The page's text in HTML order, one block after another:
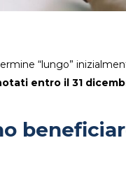
“lungo”
entro il 31